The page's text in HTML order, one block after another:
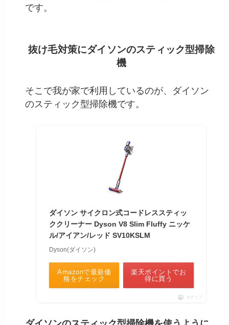
です。
抜け毛対策にダイソンのスティック型掃除
機
そこで我が家で利用しているのが、ダイソン
のスティック型掃除機です。
ダイソン サイクロン式コードレススティッ
ククリーナー Dyson V8 Slim Fluffy ニッケ
ル/アイアン/レッド SV10KSLM
Dyson(ダイソン)
Amazonで最新価
格をチェック
楽天ポイントでお
得に買う
ポチップ